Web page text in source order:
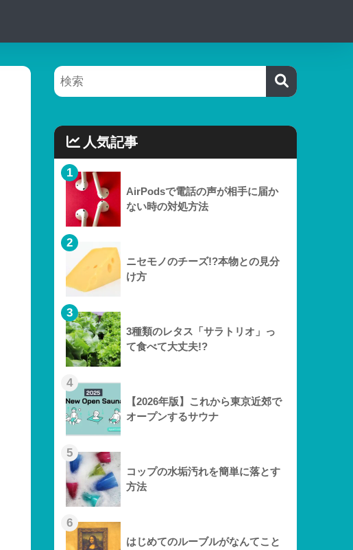
人気記事
1
AirPodsで電話の声が相手に届か
ない時の対処方法
2
ニセモノのチーズ!?本物との見分
け方
3
3種類のレタス「サラトリオ」っ
て食べて大丈夫!?
4
【2026年版】これから東京近郊で
オープンするサウナ
5
コップの水垢汚れを簡単に落とす
方法
6
はじめてのルーブルがなんてこと